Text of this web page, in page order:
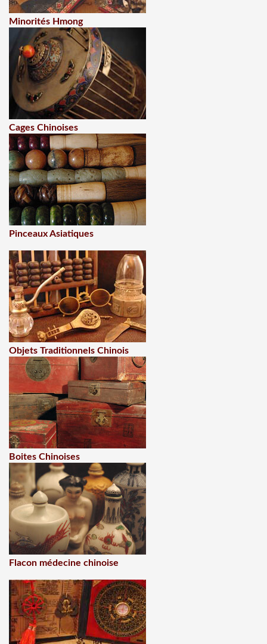
Minorités Hmong
Cages Chinoises
Pinceaux Asiatiques
Objets Traditionnels Chinois
Boites Chinoises
Flacon médecine chinoise